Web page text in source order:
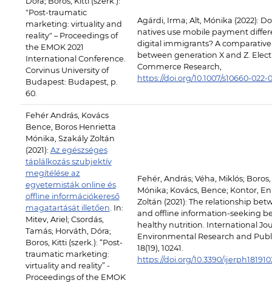
"Post-traumatic
marketing: virtuality and
reality" – Proceedings of
the EMOK 2021
International Conference.
Corvinus University of
Budapest: Budapest, p.
60.
Agárdi, Irma; Alt, Mónika (2022):
natives use mobile payment
digital immigrants? A
between generation X and Z.
Commerce Research,
https://doi.org/10.1007/s10660-022-
Fehér András, Kovács
Bence, Boros Henrietta
Mónika, Szakály Zoltán
(2021): Az egészséges
táplálkozás szubjektív
megítélése az
egyetemisták online és
offline információkereső
magatartását illetően. In:
Mitev, Ariel; Csordás,
Tamás; Horváth, Dóra;
Boros, Kitti (szerk.): “Post-
traumatic marketing:
virtuality and reality” -
Proceedings of the EMOK
Fehér, András; Véha, Miklós;
Mónika; Kovács, Bence; Kontor,
Zoltán (2021): The relationship
and offline information-seeking
healthy nutrition. International
Environmental Research and
18(19), 10241.
https://doi.org/10.3390/